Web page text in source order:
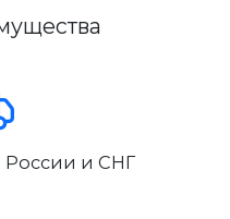
России и СНГ